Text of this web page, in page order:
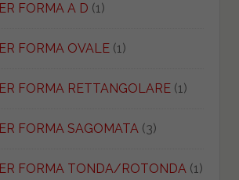
FORMA A D (1)
FORMA OVALE(1)
FORMA RETTANGOLARE(1)
FORMA SAGOMATA(3)
FORMA TONDA/ROTONDA(1)